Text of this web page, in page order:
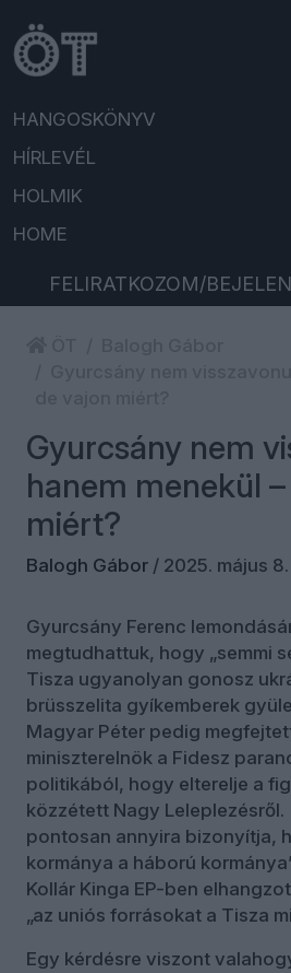
HANGOSKÖNYV
HÍRLEVÉL
HOLMIK
HOME
FELIRATKOZOM/
Gyurcsány nem
hanem menekül
miért?
Balogh Gábor / 2025. május 8.
Gyurcsány Ferenc
megtudhattuk, hogy „semmi
Tisza ugyanolyan gonosz
brüsszelita gyíkemberek
Magyar Péter pedig
miniszterelnök a Fidesz
politikából, hogy elterelje a
közzétett Nagy
pontosan annyira bizonyítja,
kormánya a háború
Kollár Kinga EP-ben
„az uniós forrásokat a Tisza
Egy kérdésre viszont